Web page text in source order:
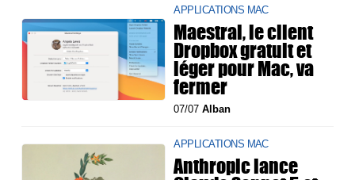
APPLICATIONS MAC
Maestral, le client
Dropbox gratuit et
léger pour Mac, va
fermer
07/07Alban
APPLICATIONS MAC
Anthropic lance